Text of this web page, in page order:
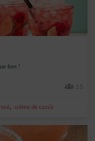
bon !
15
, crème de cassis